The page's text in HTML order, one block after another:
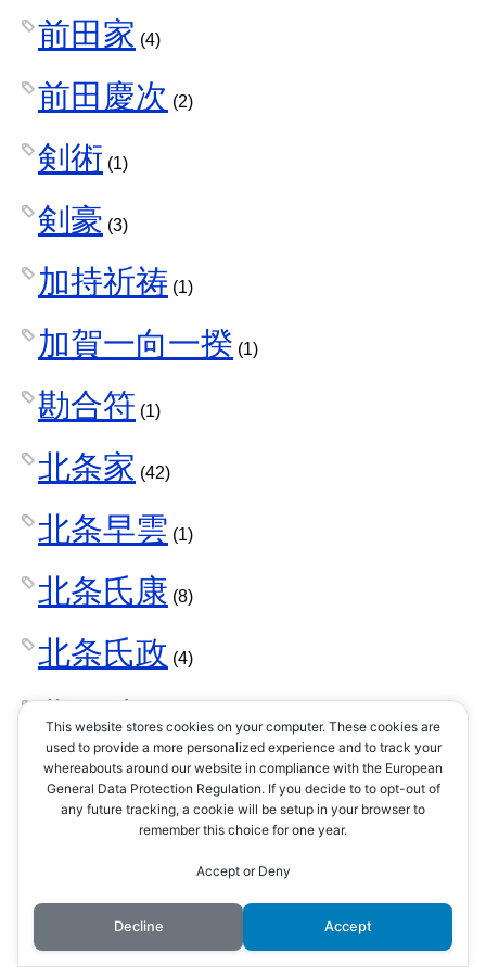
前田家 (4)
前田慶次 (2)
剣術 (1)
剣豪 (3)
加持祈祷 (1)
加賀一向一揆 (1)
勘合符 (1)
北条家 (42)
北条早雲 (1)
北条氏康 (8)
北条氏政 (4)
北条氏照 (3)
北条氏直(2)
北条氏綱
北条氏規(1)
This website stores cookies on your computer. These cookies are
used to provide a more personalized experience and to track your
whereabouts around our website in compliance with the European
General Data Protection Regulation. If you decide to to opt-out of
any future tracking, a cookie will be setup in your browser to
remember this choice for one year.
Accept or Deny
Decline Accept